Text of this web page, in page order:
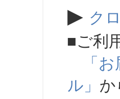
▶ ク
■ご利
「
ル」 か